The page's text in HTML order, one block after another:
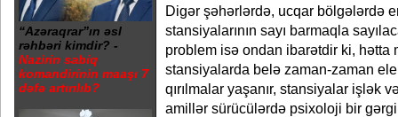
“Azəraqrar”ın əsl
rəhbəri kimdir? -
Nazirin sabiq
komandirinin maaşı 7
dəfə artırılıb?
Digər şəhərlərdə, ucqar bölgələrdə
stansiyalarının sayı barmaqla
problem isə ondan ibarətdir ki, hətta
stansiyalarda belə zaman-zaman
qırılmalar yaşanır, stansiyalar işlək
amillər sürücülərdə psixoloji bir